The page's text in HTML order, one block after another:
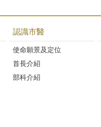
認識市醫
使命願景及定位
首長介紹
部科介紹